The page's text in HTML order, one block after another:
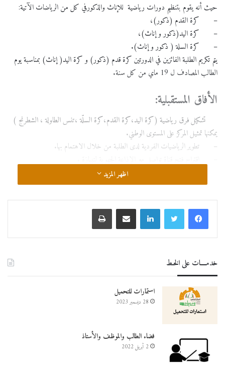
حيث أنه يقوم بتنظيم دورات رياضية للإناث والذكورفي كل من الرياضات الآتية:
– كرة القدم (ذكور)،
– كرة اليد(ذكور و إناث)،
– كرة السلة ( ذكور و إناث).
يتم تكريم الطلبة الفائزين في الدورتين كرة قدم (ذكور) و كرة اليد( إناث) بمناسبة يوم
الطالب المصادف ل 19 ماي من كل سنة.
الأفاق المستقبلية:
تشكيل فرق رياضية (كرة اليد،كرة القدم،كرة السلّة ،تنس الطاولة ، الشطرنج )
يمكنها تمثيل المركز على المستوى الوطني.
– تطوير الرياضيات الفردية لدى الطلبة من خلال الاهتمام بها.
اظهر المزيد
لينكدإن مشاركة عبر البريد طباعة
خدمــــات على الخـط
استمارات للتحميل
28 ديسمبر 2023
فضاء الطالب والموظف والأستاذ
2 أبريل 2022